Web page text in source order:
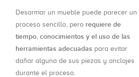
Desarmar un mueble puede parecer un
proceso sencillo, pero requiere de
tiempo, conocimientos y el uso de las
herramientas adecuadas para evitar
dañar alguna de sus piezas y anclajes
durante el proceso.